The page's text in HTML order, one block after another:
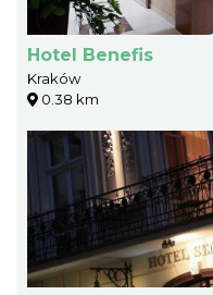
Hotel Benefis
Kraków
0.38 km